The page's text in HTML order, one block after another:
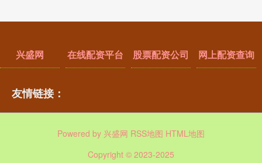
兴盛网 在线配资平台 股票配资公司 网上配资查询
友情链接：
Powered by 兴盛网 RSS地图 HTML地图
Copyright © 2023-2025